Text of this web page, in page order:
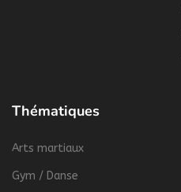
Thématiques
Arts martiaux
Gym / Danse